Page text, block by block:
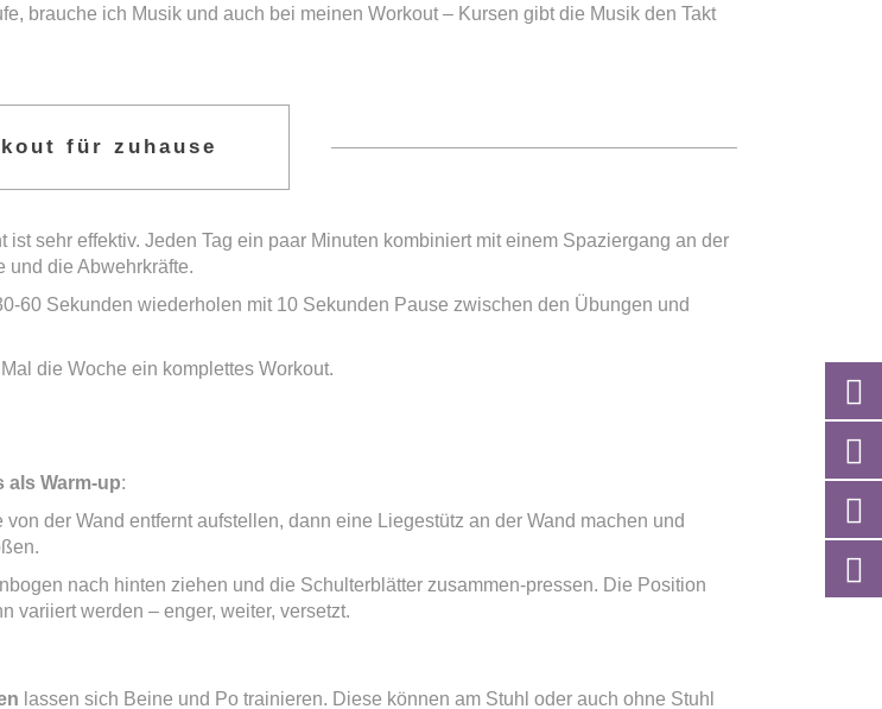
brauche ich Musik und auch bei meinen Workout – Kursen gibt die Musik den Takt
für zuhause
sehr effektiv. Jeden Tag ein paar Minuten kombiniert mit einem Spaziergang an der
und die Abwehrkräfte.
60 Sekunden wiederholen mit 10 Sekunden Pause zwischen den Übungen und
die Woche ein komplettes Workout.
als Warm-up:
von der Wand entfernt aufstellen, dann eine Liegestütz an der Wand machen und
nach hinten ziehen und die Schulterblätter zusammen-pressen. Die Position
variiert werden – enger, weiter, versetzt.
lassen sich Beine und Po trainieren. Diese können am Stuhl oder auch ohne Stuhl